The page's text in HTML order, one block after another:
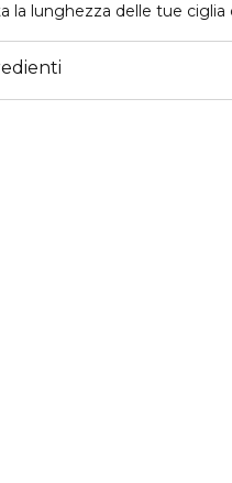
la lunghezza delle tue
appare
Un mascara che